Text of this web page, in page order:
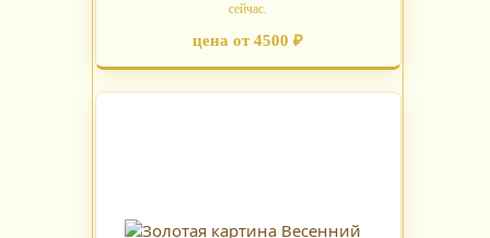
сейчас.
цена от 4500 ₽